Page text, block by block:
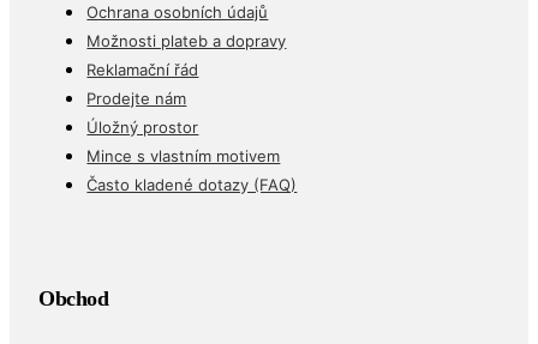
Ochrana osobních údajů
Možnosti plateb a dopravy
Reklamační řád
Prodejte nám
Úložný prostor
Mince s vlastním motivem
Často kladené dotazy (FAQ)
Obchod